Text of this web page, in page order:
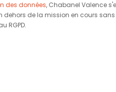
des données, Chabanel Valence
dehors de la mission en cours
RGPD.